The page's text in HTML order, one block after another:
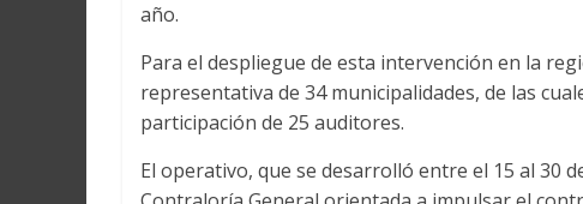
año.
Para el despliegue de esta intervención en la
representativa de 34 municipalidades, de las
participación de 25 auditores.
El operativo, que se desarrolló entre el 15 al 30